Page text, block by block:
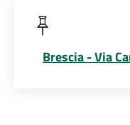
Brescia - Via